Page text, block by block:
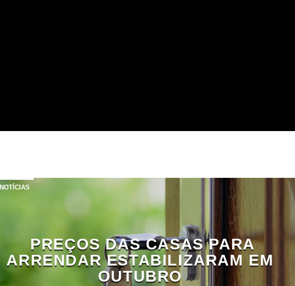
NOTÍCIAS
PREÇOS DAS CASAS PARA
ARRENDAR ESTABILIZARAM EM
OUTUBRO